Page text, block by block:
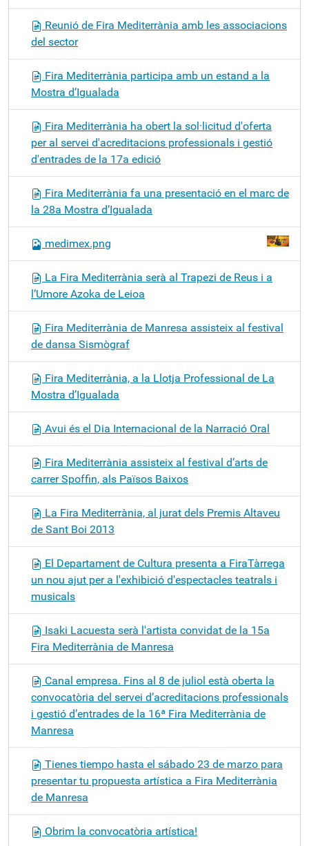
Reunió de Fira Mediterrània amb les associacions
del sector
Fira Mediterrània participa amb un estand a la
Mostra d’Igualada
Fira Mediterrània ha obert la sol·licitud d'oferta
per al servei d'acreditacions professionals i gestió
d'entrades de la 17a edició
Fira Mediterrània fa una presentació en el marc de
la 28a Mostra d’Igualada
medimex.png
La Fira Mediterrània serà al Trapezi de Reus i a
l’Umore Azoka de Leioa
Fira Mediterrània de Manresa assisteix al festival
de dansa Sismògraf
Fira Mediterrània, a la Llotja Professional de La
Mostra d’Igualada
Avui és el Dia Internacional de la Narració Oral
Fira Mediterrània assisteix al festival d’arts de
carrer Spoffin, als Països Baixos
La Fira Mediterrània, al jurat dels Premis Altaveu
de Sant Boi 2013
El Departament de Cultura presenta a FiraTàrrega
un nou ajut per a l'exhibició d'espectacles teatrals i
musicals
Isaki Lacuesta serà l'artista convidat de la 15a
Fira Mediterrània de Manresa
Canal empresa. Fins al 8 de juliol està oberta la
convocatòria del servei d’acreditacions professionals
i gestió d’entrades de la 16ª Fira Mediterrània de
Manresa
Tienes tiempo hasta el sábado 23 de marzo para
presentar tu propuesta artística a Fira Mediterrània
de Manresa
Obrim la convocatòria artística!